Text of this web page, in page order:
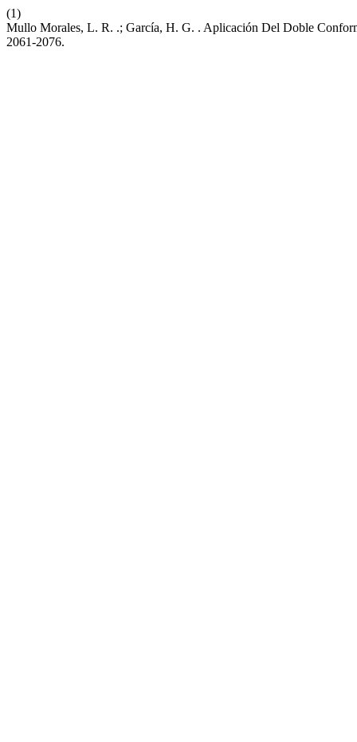
(1)
Mullo Morales, L. R. .; García, H. G. . Aplicación Del Doble
2061-2076.